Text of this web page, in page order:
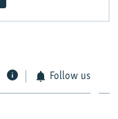
Follow us